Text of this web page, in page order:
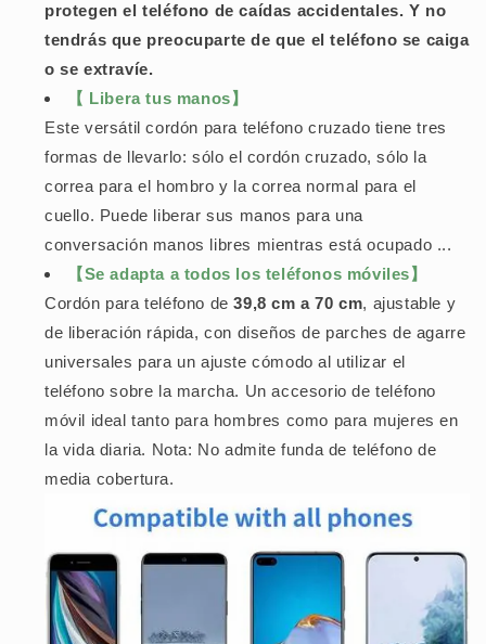
protegen el teléfono de caídas accidentales. Y no
tendrás que preocuparte de que el teléfono se caiga
o se extravíe.
【 Libera tus manos】
Este versátil cordón para teléfono cruzado tiene tres
formas de llevarlo: sólo el cordón cruzado, sólo la
correa para el hombro y la correa normal para el
cuello. Puede liberar sus manos para una
conversación manos libres mientras está ocupado ...
【Se adapta a todos los teléfonos móviles】
Cordón para teléfono de39,8 cm a 70 cm, ajustable y
de liberación rápida, con diseños de parches de agarre
universales para un ajuste cómodo al utilizar el
teléfono sobre la marcha. Un accesorio de teléfono
móvil ideal tanto para hombres como para mujeres en
la vida diaria. Nota: No admite funda de teléfono de
media cobertura.